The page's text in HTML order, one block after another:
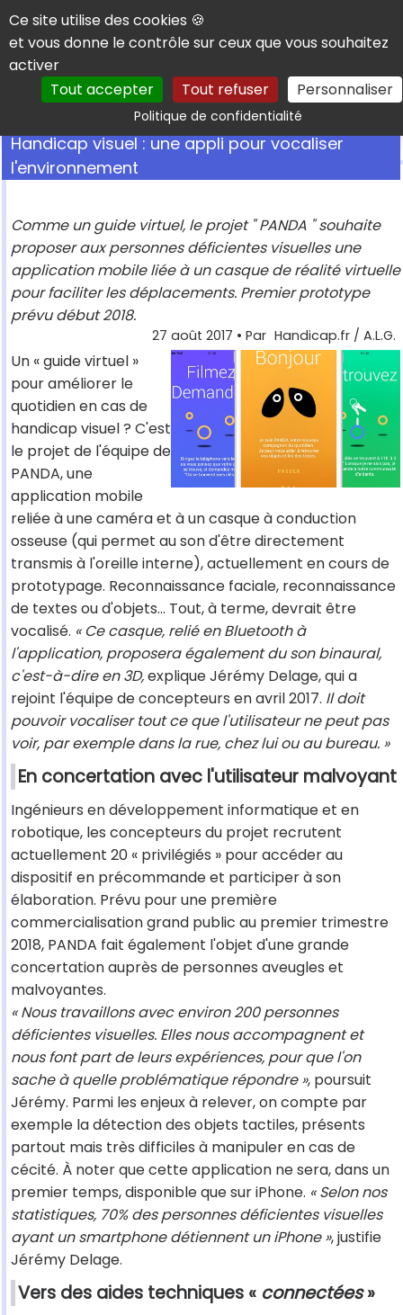
Panneau de gestion des cookies
Ce site utilise des cookies 🍪
et vous donne le contrôle sur ceux que vous souhaitez
activer
Tout accepter
Tout refuser Personnaliser
Politique de confidentialitéRechercher
Handicap visuel : une appli pour vocaliser
l'environnement
Comme un guide virtuel, le projet " PANDA " souhaite
proposer aux personnes déficientes visuelles une
application mobile liée à un casque de réalité virtuelle
pour faciliter les déplacements. Premier prototype
prévu début 2018.
27 août 2017 • Par Handicap.fr / A.L.G.
Un « guide virtuel »
pour améliorer le
quotidien en cas de
handicap visuel ? C'est
le projet de l'équipe de
PANDA, une
application mobile
reliée à une caméra et à un casque à conduction
osseuse (qui permet au son d'être directement
transmis à l'oreille interne), actuellement en cours de
prototypage. Reconnaissance faciale, reconnaissance
de textes ou d'objets… Tout, à terme, devrait être
vocalisé. « Ce casque, relié en Bluetooth à
l'application, proposera également du son binaural,
c'est-à-dire en 3D,explique Jérémy Delage, qui a
rejoint l'équipe de concepteurs en avril 2017. Il doit
pouvoir vocaliser tout ce que l'utilisateur ne peut pas
voir, par exemple dans la rue, chez lui ou au bureau. »
En concertation avec l'utilisateur malvoyant
Ingénieurs en développement informatique et en
robotique, les concepteurs du projet recrutent
actuellement 20 « privilégiés » pour accéder au
dispositif en précommande et participer à son
élaboration. Prévu pour une première
commercialisation grand public au premier trimestre
2018, PANDA fait également l'objet d'une grande
concertation auprès de personnes aveugles et
malvoyantes.
« Nous travaillons avec environ 200 personnes
déficientes visuelles. Elles nous accompagnent et
nous font part de leurs expériences, pour que l'on
sache à quelle problématique répondre », poursuit
Jérémy. Parmi les enjeux à relever, on compte par
exemple la détection des objets tactiles, présents
partout mais très difficiles à manipuler en cas de
cécité. À noter que cette application ne sera, dans un
premier temps, disponible que sur iPhone. « Selon nos
statistiques, 70% des personnes déficientes visuelles
ayant un smartphone détiennent un iPhone », justifie
Jérémy Delage.
Vers des aides techniques « connectées»